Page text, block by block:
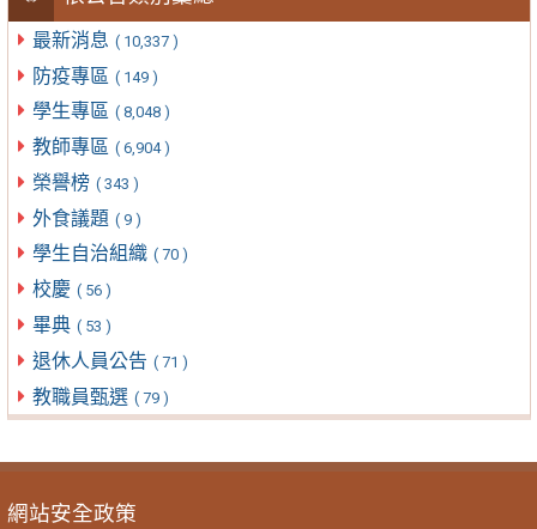
最新消息 ( 10,337 )
防疫專區 ( 149 )
學生專區 ( 8,048 )
教師專區 ( 6,904 )
榮譽榜 ( 343 )
外食議題 ( 9 )
學生自治組織 ( 70 )
校慶 ( 56 )
畢典 ( 53 )
退休人員公告 ( 71 )
教職員甄選 ( 79 )
網站安全政策